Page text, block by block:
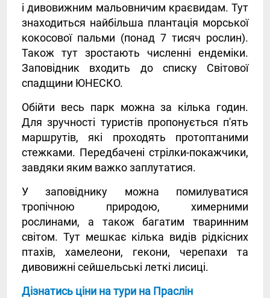
і дивовижним мальовничим краєвидам. Тут
знаходиться найбільша плантація морської
кокосової пальми (понад 7 тисяч рослин).
Також тут зростають численні ендеміки.
Заповідник входить до списку Світової
спадщини ЮНЕСКО.
Обійти весь парк можна за кілька годин.
Для зручності туристів пропонується п'ять
маршрутів, які проходять протоптаними
стежками. Передбачені стрілки-покажчики,
завдяки яким важко заплутатися.
У заповіднику можна помилуватися
тропічною природою, химерними
рослинами, а також багатим тваринним
світом. Тут мешкає кілька видів рідкісних
птахів, хамелеони, гекони, черепахи та
дивовижні сейшельські леткі лисиці.
Дізнатись ціни на тури на Праслін